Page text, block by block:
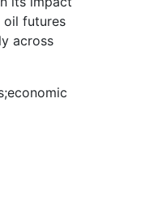
oil futures
across